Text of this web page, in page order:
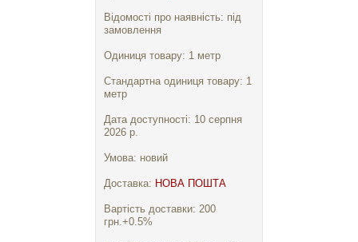
Відомості про наявність: під
замовлення
Одиниця товару: 1 метр
Стандартна одиниця товару: 1
метр
Дата доступності: 10 серпня
2026 р.
Умова: новий
Доставка: НОВА ПОШТА
Вартість доставки: 200
грн.+0.5%